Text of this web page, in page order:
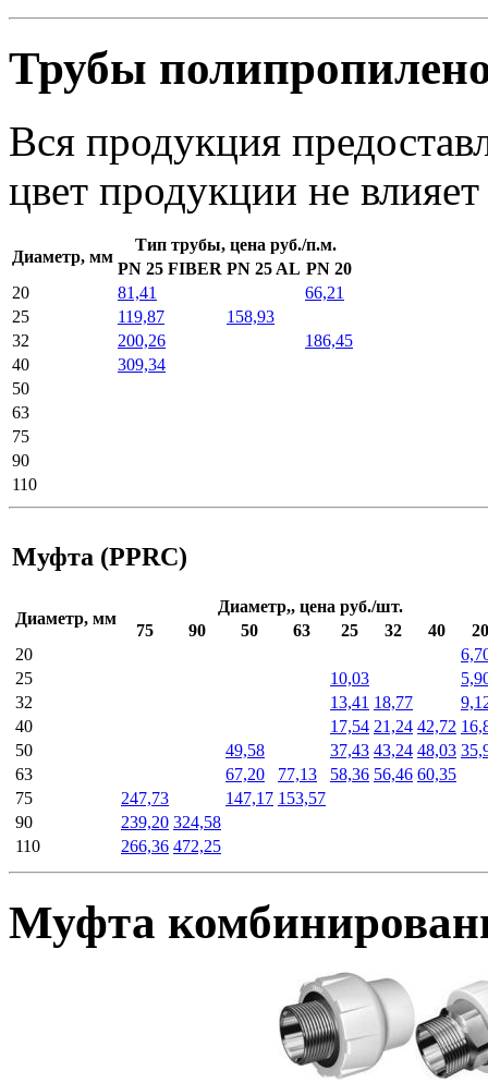
Трубы
Вcя продукция
цвет продукции не
Диаметр, мм
Тип трубы, цена руб./п.м.
PN 25 FIBER PN 25 AL PN 20
20
81,41
66,21
25
119,87
158,93
32
200,26
186,45
40
309,34
50
63
75
90
110
Муфта (PPRC)
Диаметр, мм
Диаметр,, цена руб./шт.
75
90 50 63 25 32 40
20
20
25
10,03
32
13,41 18,77
40
17,54 21,24 42,72
50
49,58 37,43 43,24 48,03
63
67,20 77,13 58,36 56,46 60,35
75
247,73 147,17 153,57
90
239,20 324,58
110
266,36 472,25
Муфта